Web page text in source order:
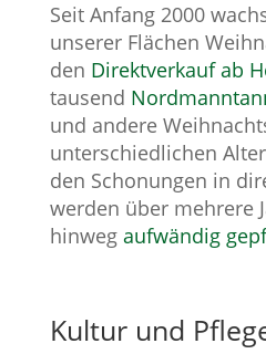
Seit Anfang 2000
unserer Flächen
den Direktverkauf ab
tausend
und andere
unterschiedlichen
den Schonungen in
werden über mehrere
hinweg aufwändig
Kultur und